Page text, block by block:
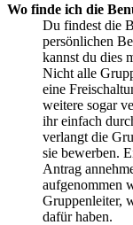
Wo finde ich die
Du findest die
persönlichen
kannst du dies
Nicht alle
eine
weitere sogar
ihr einfach
verlangt die
sie bewerben.
Antrag
aufgenommen
Gruppenleiter,
dafür haben.